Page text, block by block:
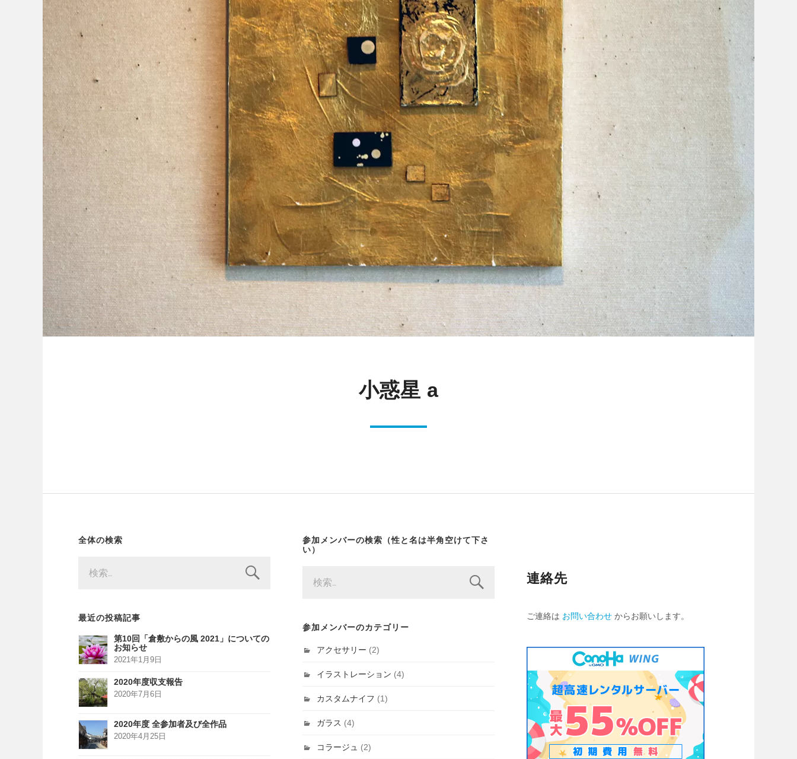
小惑星 a
全体の検索
最近の投稿記事
第10回「倉敷からの風 2021」についての
お知らせ
2021年1月9日
2020年度収支報告
2020年7月6日
2020年度 全参加者及び全作品
2020年4月25日
参加メンバーの検索（性と名は半角空けて下さ
い）
参加メンバーのカテゴリー
アクセサリー (2)
イラストレーション (4)
カスタムナイフ (1)
ガラス (4)
コラージュ (2)
連絡先
ご連絡は お問い合わせ からお願いします。